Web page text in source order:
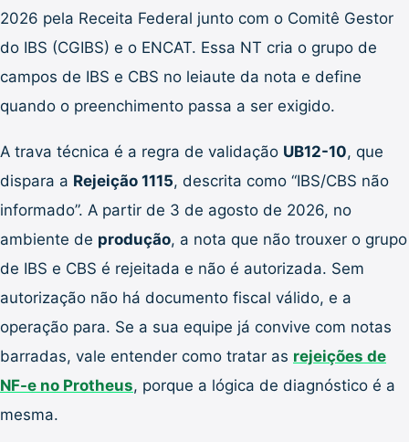
2026 pela Receita Federal junto com o Comitê Gestor
do IBS (CGIBS) e o ENCAT. Essa NT cria o grupo de
campos de IBS e CBS no leiaute da nota e define
quando o preenchimento passa a ser exigido.
A trava técnica é a regra de validação UB12-10, que
dispara a Rejeição 1115, descrita como “IBS/CBS não
informado”. A partir de 3 de agosto de 2026, no
ambiente de produção, a nota que não trouxer o grupo
de IBS e CBS é rejeitada e não é autorizada. Sem
autorização não há documento fiscal válido, e a
operação para. Se a sua equipe já convive com notas
barradas, vale entender como tratar as rejeições de
NF-e no Protheus, porque a lógica de diagnóstico é a
mesma.